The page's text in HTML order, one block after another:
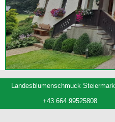
Landesblumenschmuck Steiermark
+43 664 99525808